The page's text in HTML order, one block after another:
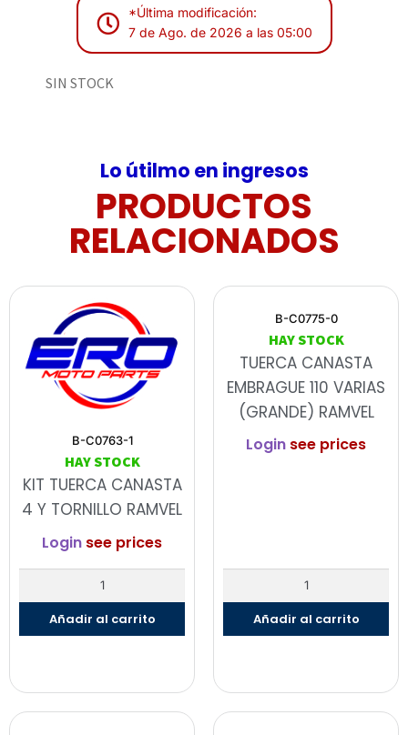
*Última modificación:
7 de Ago. de 2026 a las 05:00
SIN STOCK
Lo útilmo en ingresos
PRODUCTOS
RELACIONADOS
B-C0763-1
HAY STOCK
KIT TUERCA CANASTA
4 Y TORNILLO RAMVEL
Login see prices
Añadir al carrito
B-C0775-0
HAY STOCK
TUERCA CANASTA
EMBRAGUE 110 VARIAS
(GRANDE) RAMVEL
Login see prices
Añadir al carrito